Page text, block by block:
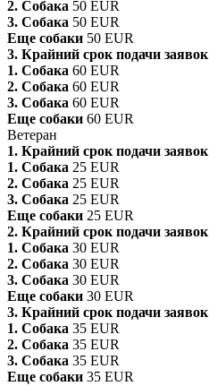
2. Собака 50 EUR
3. Собака 50 EUR
Еще собаки 50 EUR
3. Крайний срок подачи заявок
1. Собака 60 EUR
2. Собака 60 EUR
3. Собака 60 EUR
Еще собаки 60 EUR
Ветеран
1. Крайний срок подачи заявок
1. Собака 25 EUR
2. Собака 25 EUR
3. Собака 25 EUR
Еще собаки 25 EUR
2. Крайний срок подачи заявок
1. Собака 30 EUR
2. Собака 30 EUR
3. Собака 30 EUR
Еще собаки 30 EUR
3. Крайний срок подачи заявок
1. Собака 35 EUR
2. Собака 35 EUR
3. Собака 35 EUR
Еще собаки 35 EUR